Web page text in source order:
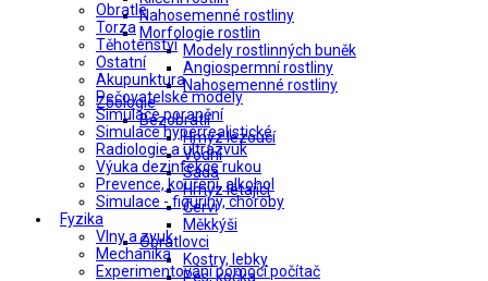
Obratle
Torza
Těhotenství
Ostatní
Akupunktura
Pečovatelské modely
Simulace poranění
Simulace hyperrealistické
Radiologie a ultrazvuk
Výuka dezinfekce rukou
Prevence, kouření, alkohol
Simulace - figuríny, choroby
Fyzika
Vlny a zvuk
Mechanika
Experimentování pomocí počítač
Nahosemenné rostliny
Morfologie rostlin
Modely rostlinných buněk
Angiospermní rostliny
Nahosemenné rostliny
Zoologie
Bezobratlí
Hmyz lezoucí
Vodní
Sada
Hmyz létající
Červi
Měkkýši
Obratlovci
Kostry, lebky
Pes, kočka